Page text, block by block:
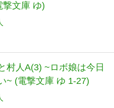
撃文庫 ゆ)
村人A(3) ~ロボ娘は今日
~ (電撃文庫 ゆ 1-27)